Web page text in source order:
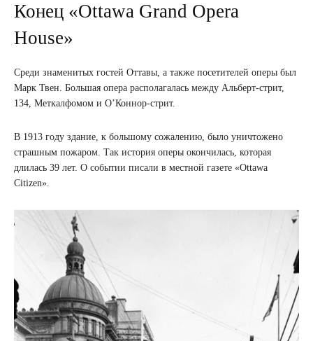
Конец «Ottawa Grand Opera
House»
Среди знаменитых гостей Оттавы, а также посетителей оперы был
Марк Твен. Большая опера располагалась между Альберт-стрит,
134, Меткалфомом и О’Коннор-стрит.
В 1913 году здание, к большому сожалению, было уничтожено
страшным пожаром. Так история оперы окончилась, которая
длилась 39 лет. О событии писали в местной газете «Ottawa
Citizen».